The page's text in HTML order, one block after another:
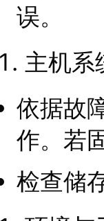
误。
主机系
依据故
作。若
检查储